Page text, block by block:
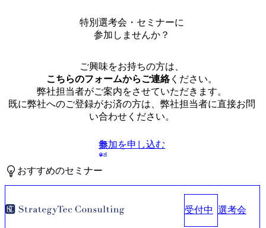
特別選考会・セミナーに
参加しませんか？
ご興味をお持ちの方は、
こちらのフォームからご連絡ください。
弊社担当者がご案内をさせていただきます。
既に弊社へのご登録がお済の方は、弊社担当者に直接お問
い合わせください。
無
料
参加を申し込む
おすすめのセミナー
受付中 選考会